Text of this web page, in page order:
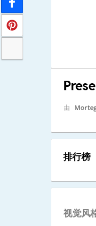
由
排行榜
视觉风